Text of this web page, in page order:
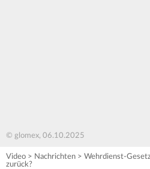
© glomex, 06.10.2025
Video > Nachrichten > Wehrdienst-
zurück?